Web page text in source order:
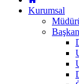
Kurumsal